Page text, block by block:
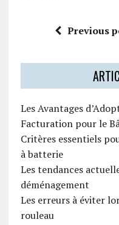
Previous
Les Avantages
Facturation pour le
Critères essentiels
à batterie
Les tendances
déménagement
Les erreurs à éviter
rouleau